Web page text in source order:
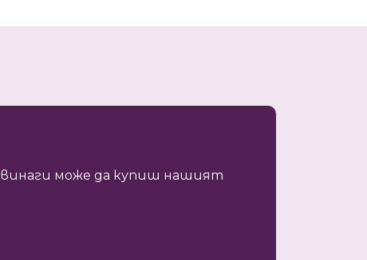
винаги може да купиш нашият